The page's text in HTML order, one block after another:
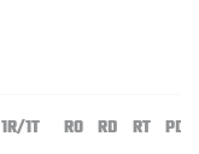
1R/1T RO RD RT PD